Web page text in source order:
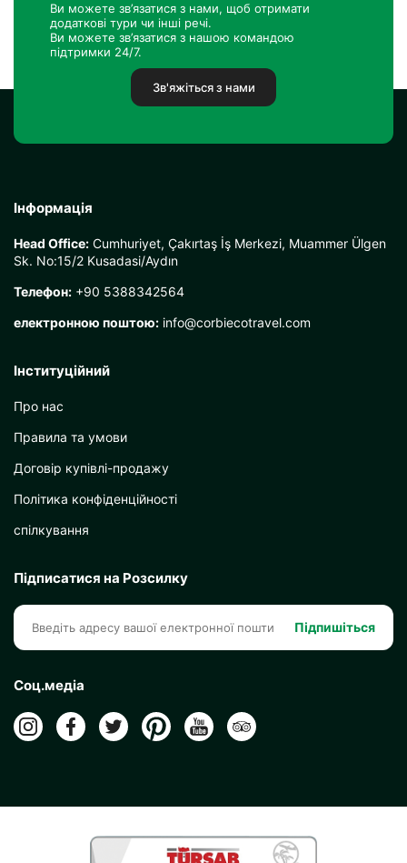
Ви можете зв’язатися з нами, щоб отримати
додаткові тури чи інші речі.
Ви можете зв’язатися з нашою командою
підтримки 24/7.
Зв'яжіться з нами
Інформація
Head Office: Cumhuriyet, Çakırtaş İş Merkezi, Muammer Ülgen
Sk. No:15/2 Kusadasi/Aydın
Телефон: +90 5388342564
електронною поштою: info@corbiecotravel.com
Інституційний
Про нас
Правила та умови
Договір купівлі-продажу
Політика конфіденційності
спілкування
Підписатися на Розсилку
Підпишіться
Соц.медіа